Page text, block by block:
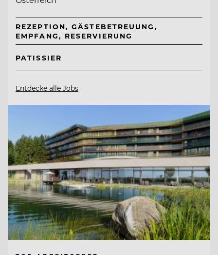
REZEPTION, GÄSTEBETREUUNG,
EMPFANG, RESERVIERUNG
PATISSIER
Entdecke alle Jobs